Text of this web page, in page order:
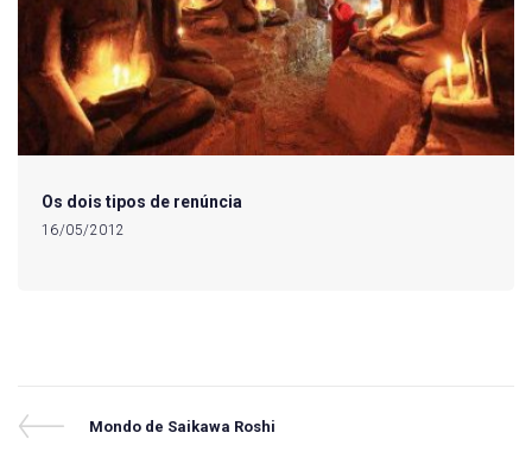
Os dois tipos de renúncia
16/05/2012
Navegação
Previous
Mondo de Saikawa Roshi